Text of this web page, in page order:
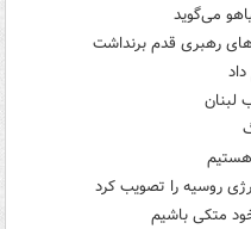
می‌گوید
رهبری قدم برنداشت
لبنان
هستیم
روسیه را تصویب کرد
متکی باشیم